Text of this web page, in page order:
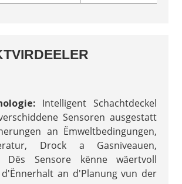
Intelligent Schachtdeckel
Sensoren ausgestatt
an Ëmweltbedingungen,
Drock a Gasniveauen,
Dës Sensore kënne wäertvoll
an d'Planung vun der